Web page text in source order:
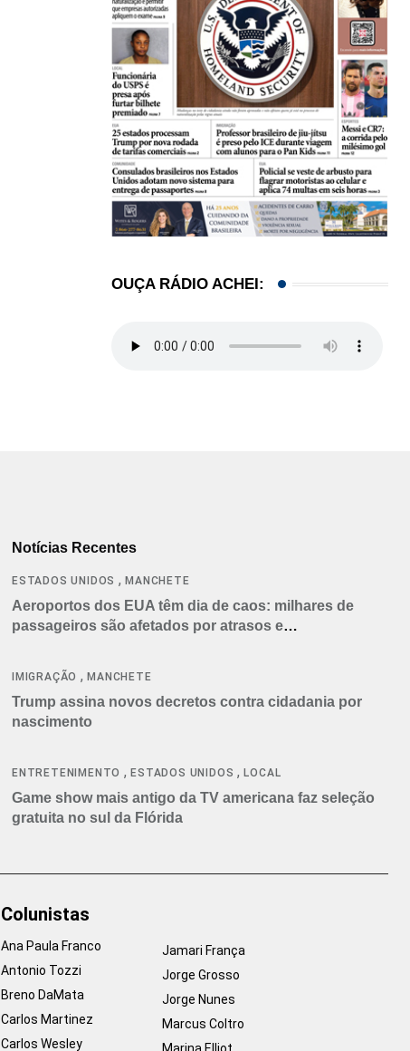
OUÇA RÁDIO ACHEI:
Notícias Recentes
ESTADOS UNIDOS ,MANCHETE
Aeroportos dos EUA têm dia de caos: milhares de
passageiros são afetados por atrasos e
IMIGRAÇÃO ,MANCHETE
Trump assina novos decretos contra cidadania por
nascimento
ENTRETENIMENTO ,ESTADOS UNIDOS ,LOCAL
Game show mais antigo da TV americana faz seleção
gratuita no sul da Flórida
Colunistas
Ana Paula Franco
Antonio Tozzi
Breno DaMata
Carlos Martinez
Carlos Wesley
Jamari França
Jorge Grosso
Jorge Nunes
Marcus Coltro